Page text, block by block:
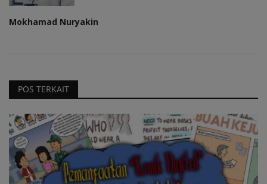
Mokhamad Nuryakin
POS TERKAIT